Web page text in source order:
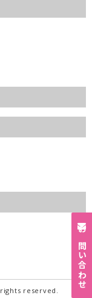
お問い合わせ
rights reserved.